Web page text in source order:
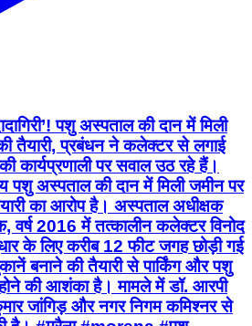
पशु अस्पताल की दान में मिली
तैयारी, प्रबंधन ने कलेक्टर से लगाई
कार्यप्रणाली पर सवाल उठ रहे हैं।
पशु अस्पताल की दान में मिली जमीन पर
का आरोप है। अस्पताल अधीक्षक
वर्ष 2016 में तत्कालीन कलेक्टर विनोद
के लिए करीब 12 फीट जगह छोड़ी गई
बनाने की तैयारी से पार्किंग और पशु
होने की आशंका है। मामले में डॉ. आरपी
जांगिड़ और नगर निगम कमिश्नर से